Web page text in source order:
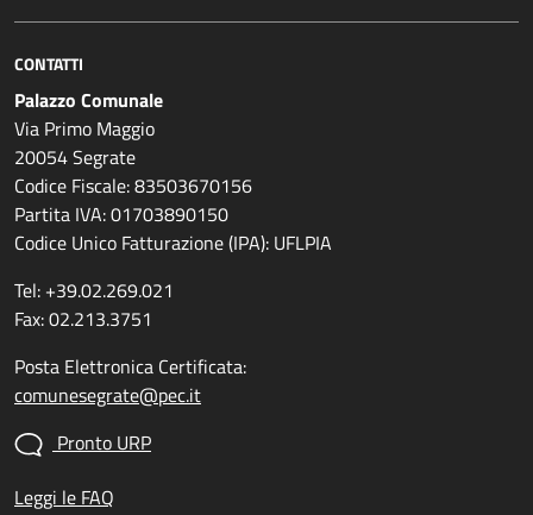
CONTATTI
Palazzo Comunale
Via Primo Maggio
20054 Segrate
Codice Fiscale: 83503670156
Partita IVA: 01703890150
Codice Unico Fatturazione (IPA): UFLPIA
Tel: +39.02.269.021
Fax: 02.213.3751
Posta Elettronica Certificata:
comunesegrate@pec.it
Pronto URP
Leggi le FAQ